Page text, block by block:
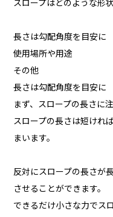
スロープはどのような形
長さは勾配角度を目安に
使用場所や用途
その他
長さは勾配角度を目安に
まず、スロープの長さに
スロープの長さは短けれ
まいます。
反対にスロープの長さが
させることができます。
できるだけ小さな力でス